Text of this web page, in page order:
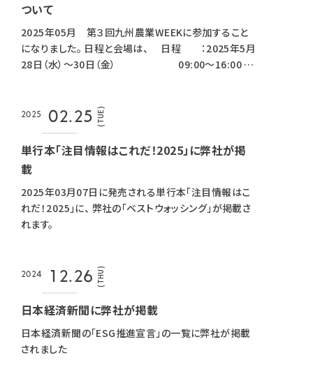
ついて
2025年05月 第３回九州農業WEEKに参加すること
になりました。 日程と会場は、 日程 ：2025年5月
28日（水）～30日（金） 09:00～16:00
ホール 小間番号：3-44 ※ アクセ
スは以下のリンクからご確認ください。
交通アクセス / 熊本産業展示
場 グランメッセ熊本 となります。 また、以下のリンク
から弊社の事業内容や出展する商品など掲載されてい
るので、 ご興味がある方は、ご覧ください。 環境シル
バー株式会社 - 出展社詳細
2025 02.25 (TUE)
単行本「注目情報はこれだ！2025」に弊社が掲
載
2025年03月07日に発売される単行本「注目情報はこ
れだ！2025」に、 弊社の「ベストウォッシング」が掲載さ
れます。
2024 12.26 (THU)
日本経済新聞に弊社が掲載
日本経済新聞の「ESG推進宣言」の一覧に弊社が掲載